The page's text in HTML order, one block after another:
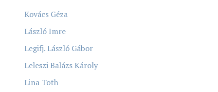
Kovács Géza
László Imre
Legifj. László Gábor
Leleszi Balázs Károly
Lina Toth